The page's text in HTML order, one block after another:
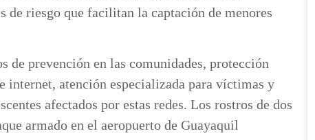
riesgo que facilitan la captación de menores
de prevención en las comunidades, protección
internet, atención especializada para víctimas y
afectados por estas redes. Los rostros de dos
armado en el aeropuerto de Guayaquil